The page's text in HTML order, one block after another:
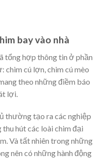
bay vào nhà
tổng hợp thông tin ở phần
chim cú lợn, chim cú mèo
theo những điềm báo
lợi.
thường tạo ra các nghiệp
hút các loài chim đại
Và tất nhiên trong những
nên có những hành động